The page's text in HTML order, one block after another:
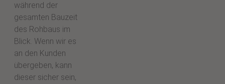
während der
gesamten Bauzeit
des Rohbaus im
Blick. Wenn wir es
an den Kunden
übergeben, kann
dieser sicher sein,